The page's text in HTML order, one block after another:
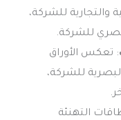
والتجارية للشركة،
للشركة.
: تعكس الأوراق
للشركة،
التهنئة